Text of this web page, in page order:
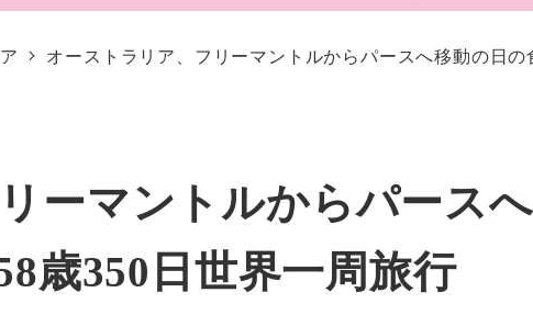
オーストラリア、フリーマントルからパースへ移動の日
ーマントルからパース
歳350日世界一周旅行